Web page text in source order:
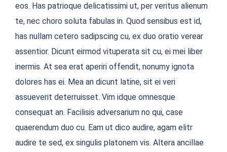
eos. Has patrioque delicatissimi ut, per veritus alienum
te, nec choro soluta fabulas in. Quod sensibus est id,
has nullam cetero sadipscing cu, ex duo oratio verear
assentior. Dicunt eirmod vituperata sit cu, ei mei liber
inermis. At sea erat aperiri offendit, nonumy ignota
dolores has ei. Mea an dicunt latine, sit ei veri
assueverit deterruisset. Vim idque omnesque
consequat an. Facilisis adversarium no qui, case
quaerendum duo cu. Eam ut dico audire, agam elitr
audire te sed, ex singulis platonem vis. Altera ancillae